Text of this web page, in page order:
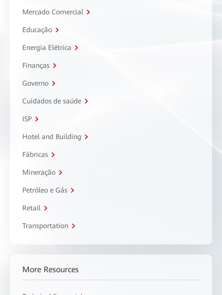
Mercado Comercial
Educação
Energia Elétrica
Finanças
Governo
Cuidados de saúde
ISP
Hotel and Building
Fábricas
Mineração
Petróleo e Gás
Retail
Transportation
More Resources